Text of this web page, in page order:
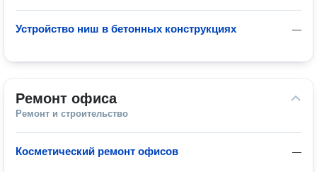
—
Устройство ниш в бетонных конструкциях
Ремонт офиса
Ремонт и строительство
—
Косметический ремонт офисов